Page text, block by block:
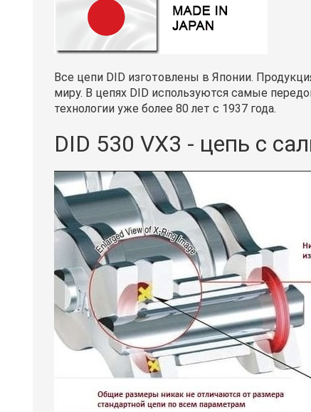
Все цепи DID изготовлены в Японии.
миру. В цепях DID используются самые
технологии уже более 80 лет с 1937 года.
DID 530 VX3 - цепь с